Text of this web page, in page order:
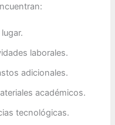
laborales.
adicionales.
académicos.
tecnológicas.